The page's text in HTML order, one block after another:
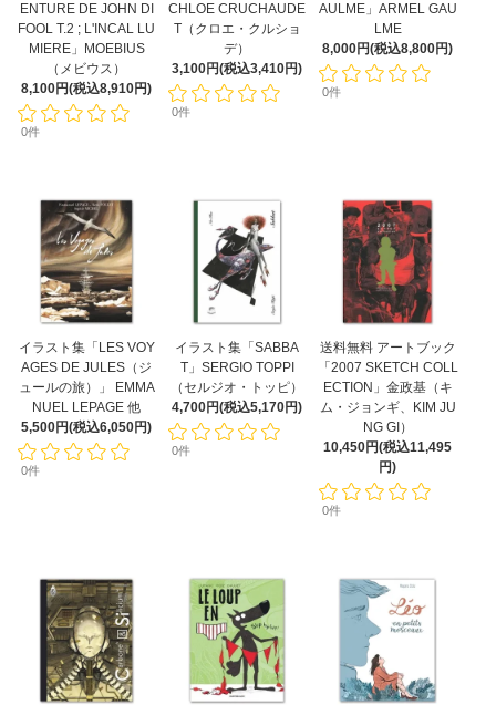
ENTURE DE JOHN DI
FOOL T.2 ; L'INCAL LU
MIERE」MOEBIUS
（メビウス）
8,100円(税込8,910円)
0件
CHLOE CRUCHAUDE
T（クロエ・クルショ
デ）
3,100円(税込3,410円)
0件
AULME」ARMEL GAU
LME
8,000円(税込8,800円)
0件
イラスト集「LES VOY
AGES DE JULES（ジ
ュールの旅）」 EMMA
NUEL LEPAGE 他
5,500円(税込6,050円)
0件
イラスト集「SABBA
T」SERGIO TOPPI
（セルジオ・トッピ）
4,700円(税込5,170円)
0件
送料無料 アートブック
「2007 SKETCH COLL
ECTION」金政基（キ
ム・ジョンギ、KIM JU
NG GI）
10,450円(税込11,495
円)
0件